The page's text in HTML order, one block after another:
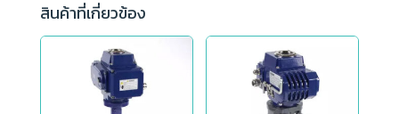
สินค้าที่เกี่ยวข้อง